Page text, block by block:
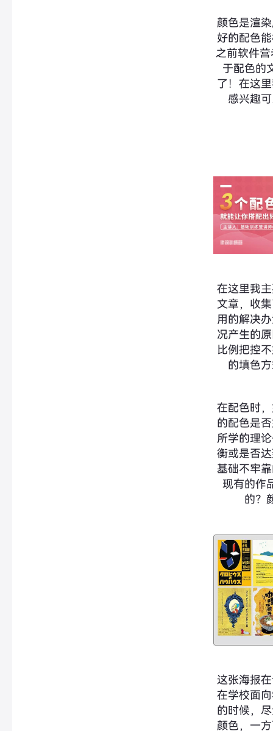
颜色是渲
好的配色
之前软件
于配色的
了！在这
感兴趣
在这里我
文章，收
用的解决
况产生的
比例把控
的填色
在配色时
的配色是
所学的理
衡或是否
基础不牢
现有的作
的？
这张海报
在学校面
的时候，
颜色，一